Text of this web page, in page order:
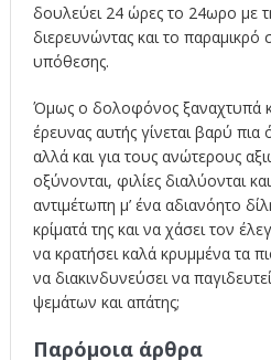
δουλεύει 24 ώρες το 24ωρο με
διερευνώντας και το παραμικρό
υπόθεσης.
Όμως ο δολοφόνος ξαναχτυπά
έρευνας αυτής γίνεται βαρύ πια
αλλά και για τους ανώτερους
οξύνονται, φιλίες διαλύονται
αντιμέτωπη μ’ ένα αδιανόητο
κρίματά της και να χάσει τον
να κρατήσει καλά κρυμμένα τα
να διακινδυνεύσει να
ψεμάτων και απάτης;
Παρόμοια άρθρα